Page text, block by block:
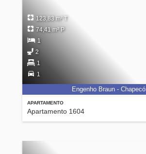
APARTAMENTO
Apartamento 1604
123,83 m² T
74,41 m² P
1
2
1
1
Engenho Braun - Chapecó